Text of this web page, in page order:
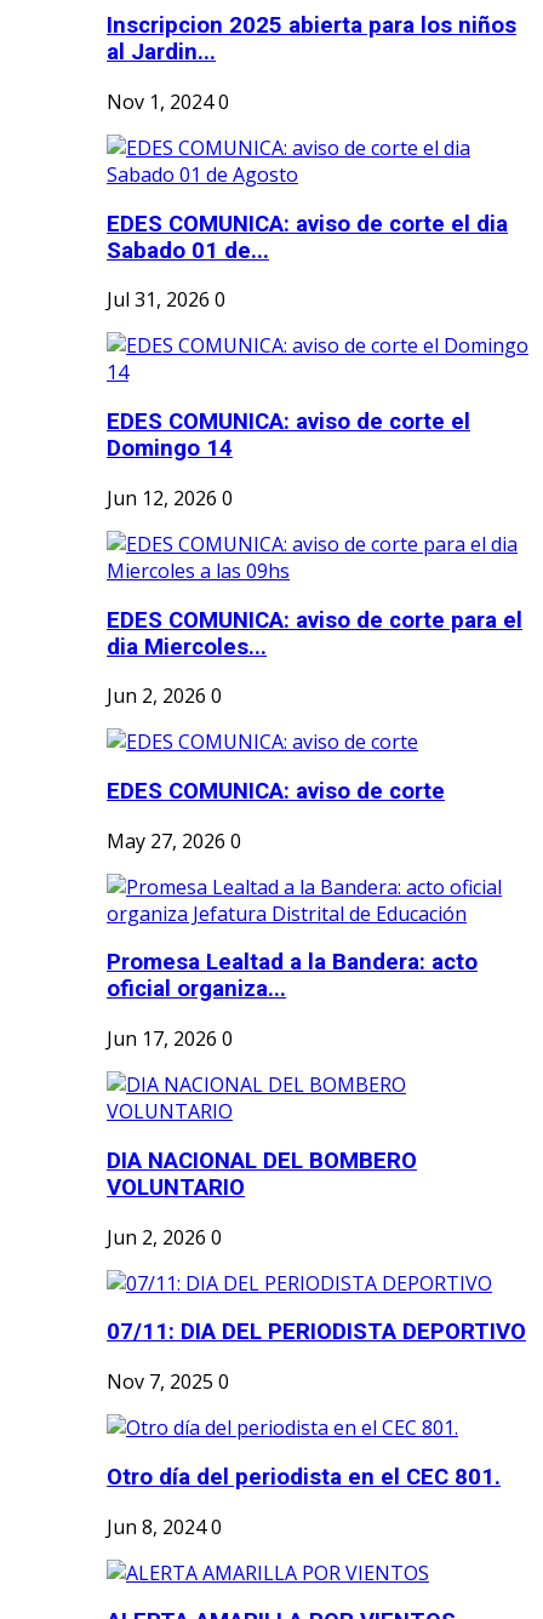
Inscripcion 2025 abierta para los niños
al Jardin...
Nov 1, 20240
EDES COMUNICA: aviso de corte el dia
Sabado 01 de...
Jul 31, 2026 0
EDES COMUNICA: aviso de corte el
Domingo 14
Jun 12, 2026 0
EDES COMUNICA: aviso de corte para el
dia Miercoles...
Jun 2, 2026 0
EDES COMUNICA: aviso de corte
May 27, 2026 0
Promesa Lealtad a la Bandera: acto
oficial organiza...
Jun 17, 2026 0
DIA NACIONAL DEL BOMBERO
VOLUNTARIO
Jun 2, 2026 0
07/11: DIA DEL PERIODISTA DEPORTIVO
Nov 7, 2025 0
Otro día del periodista en el CEC 801.
Jun 8, 20240